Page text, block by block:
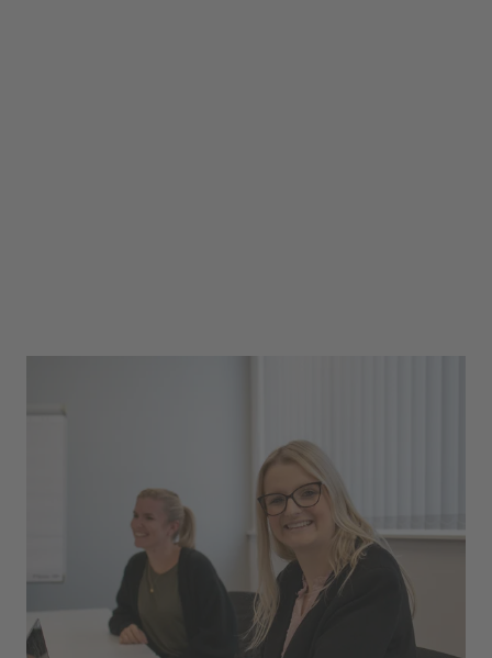
den nicht deutschsprachigen europäischen Raum
inkl. der Schweiz. Jede:r Kolleg:in betreut
unterschiedliche Länder, denn jedes Land hat nur
eine:n Ansprechpartner:in. Spannend finde ich
außerdem, dass wir MBU´s alle Produkte von uvex
safety für unsere Kund:innen bearbeiten und nicht nur
eine bestimmte Produktgruppe. Zu Beginn habe ich